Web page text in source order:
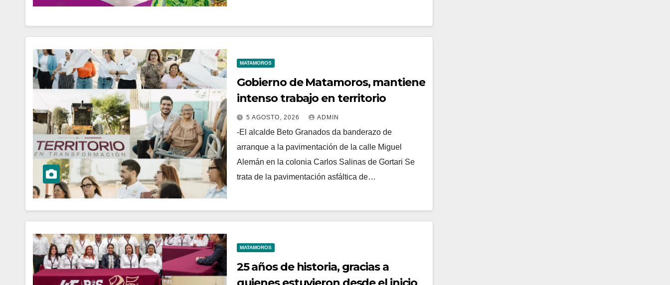
MATAMOROS
Gobierno de Matamoros, mantiene
intenso trabajo en territorio
5 AGOSTO, 2026 ADMIN
-El alcalde Beto Granados da banderazo de
arranque a la pavimentación de la calle Miguel
Alemán en la colonia Carlos Salinas de Gortari Se
trata de la pavimentación asfáltica de…
MATAMOROS
25 años de historia, gracias a